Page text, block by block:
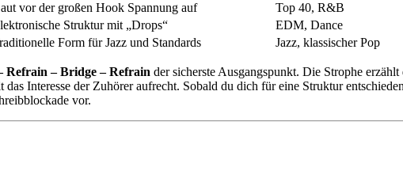
vor der großen Hook Spannung auf
Top 40, R&B
Struktur mit „Drops“
EDM, Dance
Form für Jazz und Standards Jazz, klassischer Pop
Refrain – Bridge – Refrain der sicherste Ausgangspunkt. Die Strophe
Interesse der Zuhörer aufrecht. Sobald du dich für eine Struktur
vor.